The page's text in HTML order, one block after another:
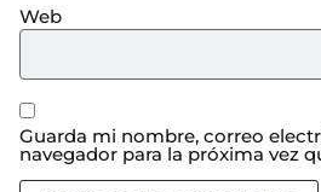
Web
Guarda mi nombre, correo
navegador para la próxima vez